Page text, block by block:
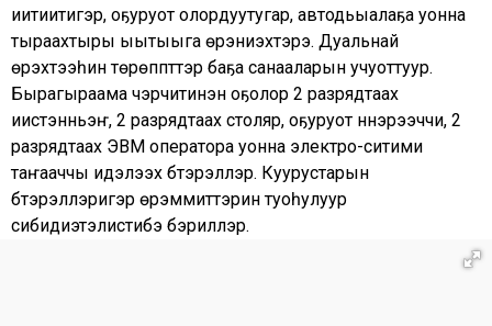
иитиитигэр, оҕуруот олордуутугар, автодьыалаҕа уонна
тыраахтыры ыытыыга үөрэниэхтэрэ. Дуальнай
үөрэхтээһин төрөппүттэр баҕа санааларын учуоттуур.
Бырагыраама чэрчитинэн оҕолор 2 разрядтаах
иистэнньэҥ, 2 разрядтаах столяр, оҕуруот үүннэрээччи, 2
разрядтаах ЭВМ оператора уонна электро-ситими
таҥааччы идэлээх бүтэрэллэр. Куурустарын
бүтэрэллэригэр үөрэммиттэрин туоһулуур
сибидиэтэлистибэ бэриллэр.